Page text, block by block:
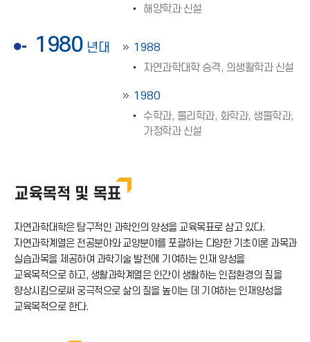
해양학과 신설
1980 년대
1988
자연과학대학 승격, 의생활학과 신설
1980
수학과, 물리학과, 화학과, 생물학과,
가정학과 신설
교육목적 및 목표
자연과학대학은 탐구적인 과학인의 양성을 교육목표로 삼고 있다.
자연과학계열은 전공분야와 교양분야를 포괄하는 다양한 기초이론 과목과
실습과목을 제공하여 과학기술 발전에 기여하는 인재 양성을
교육목적으로 하고, 생활과학계열은 인간이 생활하는 인접환경의 질을
향상시킴으로써 궁극적으로 삶의 질을 높이는 데 기여하는 인재양성을
교육목적으로 한다.